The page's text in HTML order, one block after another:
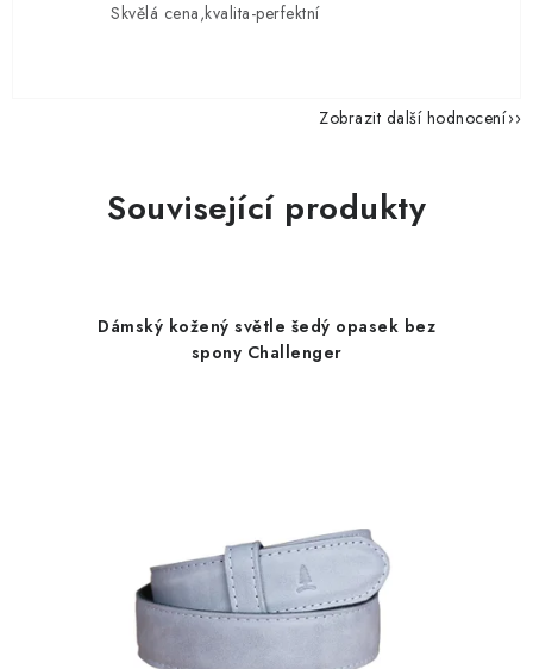
Skvělá cena,kvalita-perfektní
Zobrazit další hodnocení
Související produkty
Dámský kožený světle šedý opasek bez
spony Challenger